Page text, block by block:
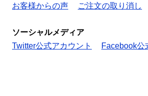
お客様からの声
ご注文の取り消し
ソーシャルメディア
Twitter公式アカウント
Facebook公